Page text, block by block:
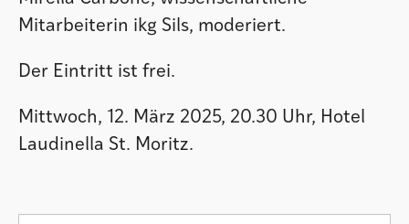
Mitarbeiterin ikg Sils, moderiert.
Der Eintritt ist frei.
Mittwoch, 12. März 2025, 20.30 Uhr, Hotel
Laudinella St. Moritz.